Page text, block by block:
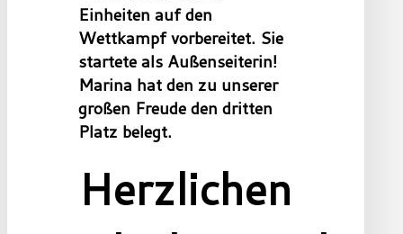
Einheiten auf den
Wettkampf vorbereitet. Sie
startete als Außenseiterin!
Marina hat den zu unserer
großen Freude den dritten
Platz belegt.
Herzlichen